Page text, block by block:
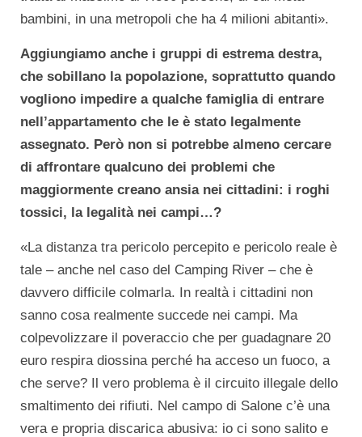
bambini, in una metropoli che ha 4 milioni abitanti».
Aggiungiamo anche i gruppi di estrema destra,
che sobillano la popolazione, soprattutto quando
vogliono impedire a qualche famiglia di entrare
nell’appartamento che le è stato legalmente
assegnato. Però non si potrebbe almeno cercare
di affrontare qualcuno dei problemi che
maggiormente creano ansia nei cittadini: i roghi
tossici, la legalità nei campi…?
«La distanza tra pericolo percepito e pericolo reale è
tale – anche nel caso del Camping River – che è
davvero difficile colmarla. In realtà i cittadini non
sanno cosa realmente succede nei campi. Ma
colpevolizzare il poveraccio che per guadagnare 20
euro respira diossina perché ha acceso un fuoco, a
che serve? Il vero problema è il circuito illegale dello
smaltimento dei rifiuti. Nel campo di Salone c’è una
vera e propria discarica abusiva: io ci sono salito e